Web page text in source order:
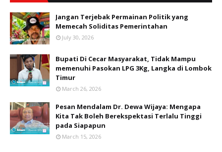
Jangan Terjebak Permainan Politik yang
Memecah Soliditas Pemerintahan
July 30, 2026
Bupati Di Cecar Masyarakat, Tidak Mampu
memenuhi Pasokan LPG 3Kg, Langka di Lombok
Timur
March 26, 2026
Pesan Mendalam Dr. Dewa Wijaya: Mengapa
Kita Tak Boleh Berekspektasi Terlalu Tinggi
pada Siapapun
March 15, 2026